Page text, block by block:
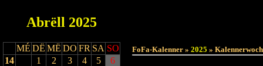
Abrëll 2025
MÉ DË MË DO FR SA SO
14
1 2 3 4 5
6
FoFa-Kalenner » 2025 »